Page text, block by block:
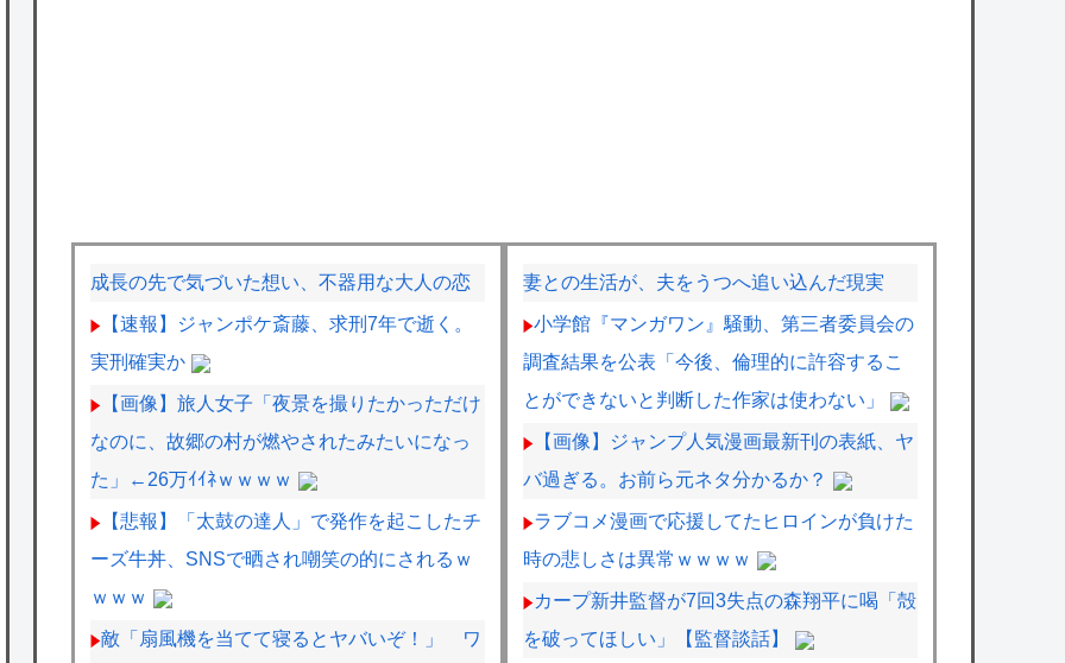
成長の先で気づいた想い、不器用な大人の恋
【速報】ジャンポケ斎藤、求刑7年で逝く。
実刑確実か
【画像】旅人女子「夜景を撮りたかっただけ
なのに、故郷の村が燃やされたみたいになっ
た」←26万ｲｲﾈｗｗｗｗ
【悲報】「太鼓の達人」で発作を起こしたチ
ーズ牛丼、SNSで晒され嘲笑の的にされるｗ
ｗｗｗ
敵「扇風機を当てて寝るとヤバいぞ！」 ワ
妻との生活が、夫をうつへ追い込んだ現実
小学館『マンガワン』騒動、第三者委員会の
調査結果を公表「今後、倫理的に許容するこ
とができないと判断した作家は使わない」
【画像】ジャンプ人気漫画最新刊の表紙、ヤ
バ過ぎる。お前ら元ネタ分かるか？
ラブコメ漫画で応援してたヒロインが負けた
時の悲しさは異常ｗｗｗｗ
カープ新井監督が7回3失点の森翔平に喝「殻
を破ってほしい」【監督談話】